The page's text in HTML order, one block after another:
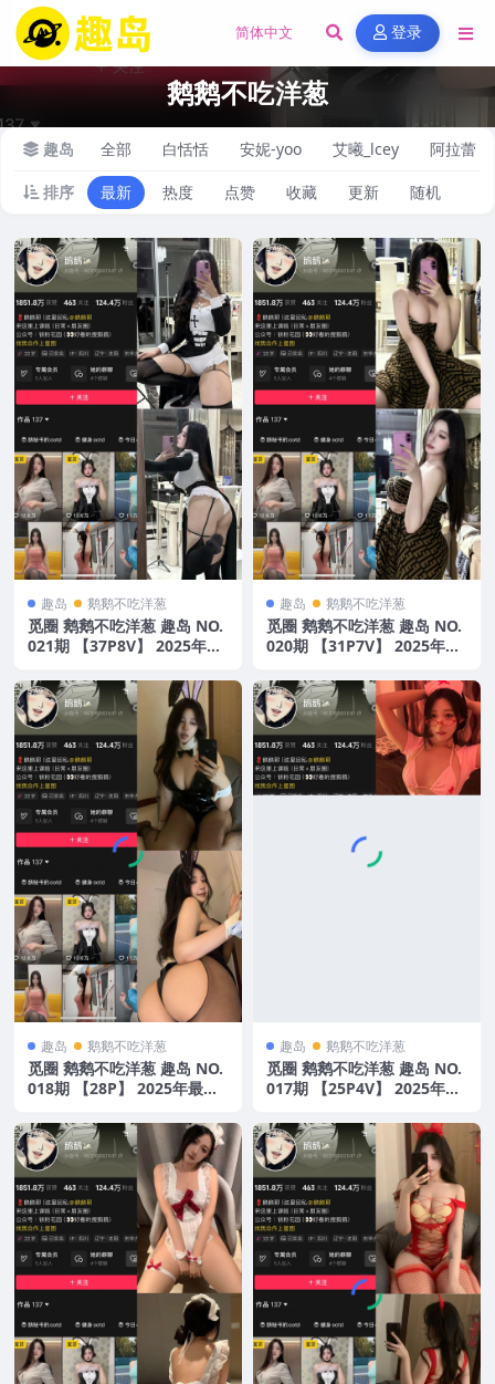
登录
鹅鹅不吃洋葱
趣岛 全部 白恬恬 安妮-yoo 艾曦_lcey 阿拉蕾
排序 最新 热度 点赞 收藏 更新 随机
趣岛 鹅鹅不吃洋葱
觅圈 鹅鹅不吃洋葱 趣岛 NO.
021期 【37P8V】 2025年最
趣岛 鹅鹅不吃洋葱
觅圈 鹅鹅不吃洋葱 趣岛 NO.
020期 【31P7V】 2025年最
趣岛 鹅鹅不吃洋葱
觅圈 鹅鹅不吃洋葱 趣岛 NO.
018期 【28P】 2025年最新
趣岛 鹅鹅不吃洋葱
觅圈 鹅鹅不吃洋葱 趣岛 NO.
017期 【25P4V】 2025年最